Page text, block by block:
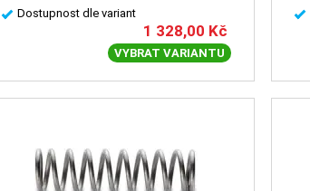
Dostupnost dle variant
1 328,00 Kč
VYBRAT VARIANTU